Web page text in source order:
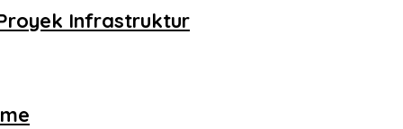
Infrastruktur